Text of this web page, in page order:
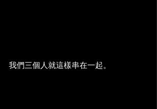
我們三個人就這樣串在一起。